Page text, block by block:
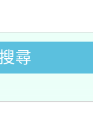
北場」
招生簡
-教案
前教育
疫苗接
搜尋